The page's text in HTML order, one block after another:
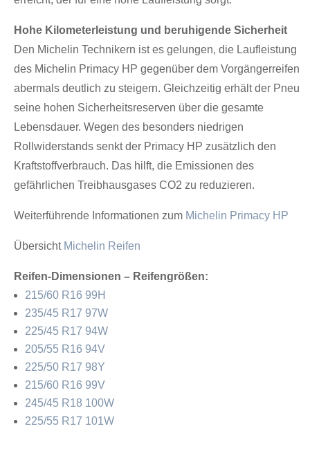
Hohe Kilometerleistung und beruhigende Sicherheit
Den Michelin Technikern ist es gelungen, die Laufleistung
des Michelin Primacy HP gegenüber dem Vorgängerreifen
abermals deutlich zu steigern. Gleichzeitig erhält der Pneu
seine hohen Sicherheitsreserven über die gesamte
Lebensdauer. Wegen des besonders niedrigen
Rollwiderstands senkt der Primacy HP zusätzlich den
Kraftstoffverbrauch. Das hilft, die Emissionen des
gefährlichen Treibhausgases CO2 zu reduzieren.
Weiterführende Informationen zum Michelin Primacy HP
Übersicht Michelin Reifen
Reifen-Dimensionen – Reifengrößen:
215/60 R16 99H
235/45 R17 97W
225/45 R17 94W
205/55 R16 94V
225/50 R17 98Y
215/60 R16 99V
245/45 R18 100W
225/55 R17 101W